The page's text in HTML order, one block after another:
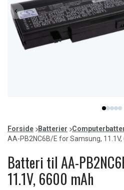
item
0
item
1
item
234
of
5
Forside Batterier
AA-PB2NC6B/E for Samsung,
Batteri til AA-
11.1V, 6600 mAh